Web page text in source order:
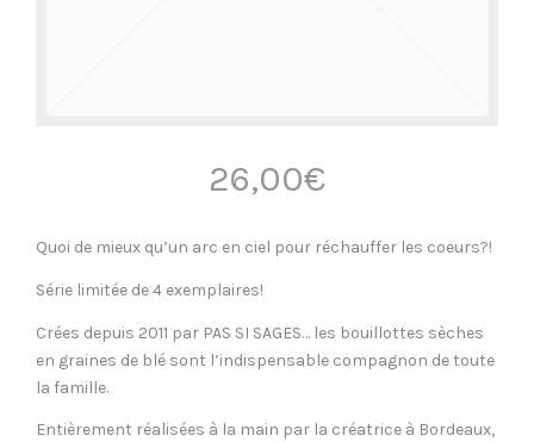
26,00€
Quoi de mieux qu’un arc en ciel pour réchauffer les coeurs?!
Série limitée de 4 exemplaires!
Crées depuis 2011 par PAS SI SAGES… les bouillottes sèches
en graines de blé sont l’indispensable compagnon de toute
la famille.
Entièrement réalisées à la main par la créatrice à Bordeaux,